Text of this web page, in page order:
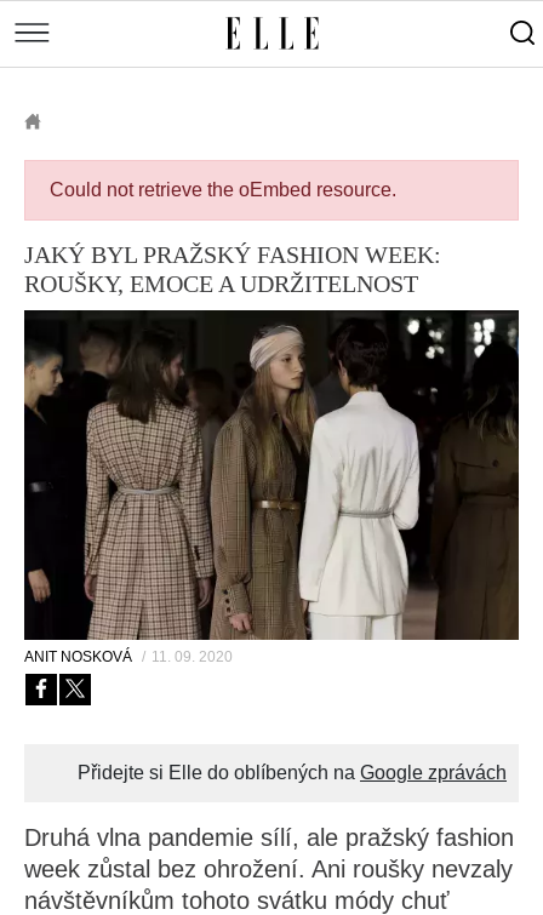
Chybová
zpráva
Could not retrieve the oEmbed resource.
JAKÝ BYL PRAŽSKÝ FASHION WEEK:
ROUŠKY, EMOCE A UDRŽITELNOST
ANIT NOSKOVÁ / 11. 09. 2020
Přidejte si Elle do oblíbených na Google zprávách
Druhá vlna pandemie sílí, ale pražský fashion
week zůstal bez ohrožení. Ani roušky nevzaly
návštěvníkům tohoto svátku módy chuť